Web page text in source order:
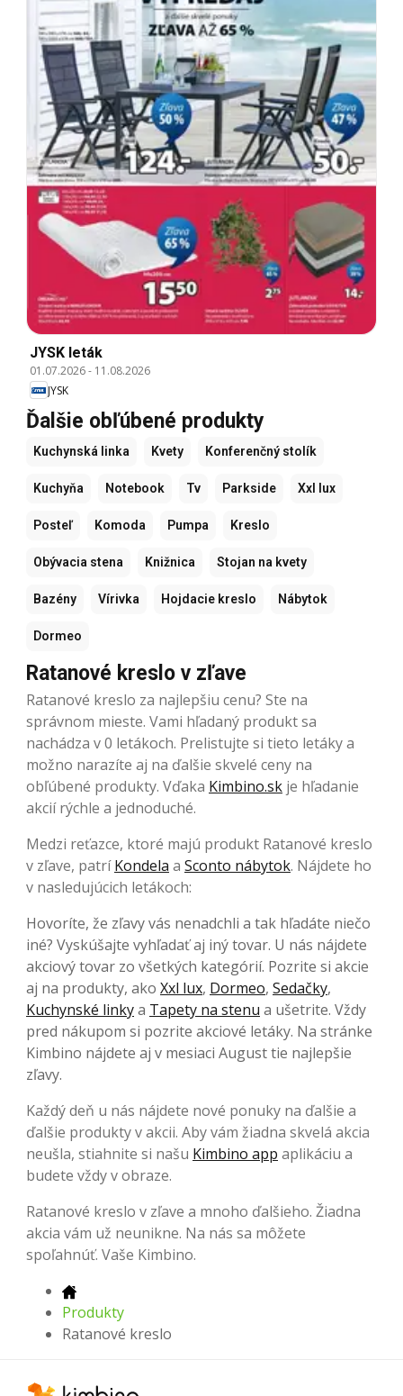
JYSK leták
01.07.2026- 11.08.2026
JYSK
Ďalšie obľúbené produkty
Kuchynská linka Kvety Konferenčný stolík
Kuchyňa Notebook Tv Parkside Xxl lux
Posteľ Komoda Pumpa Kreslo
Obývacia stena Knižnica Stojan na kvety
Bazény Vírivka Hojdacie kreslo Nábytok
Dormeo
Ratanové kreslo v zľave
Ratanové kreslo za najlepšiu cenu? Ste na
správnom mieste. Vami hľadaný produkt sa
nachádza v 0 letákoch. Prelistujte si tieto letáky a
možno narazíte aj na ďalšie skvelé ceny na
obľúbené produkty. Vďaka Kimbino.sk je hľadanie
akcií rýchle a jednoduché.
Medzi reťazce, ktoré majú produkt Ratanové kreslo
v zľave, patríKondela a Sconto nábytok. Nájdete ho
v nasledujúcich letákoch:
Hovoríte, že zľavy vás nenadchli a tak hľadáte niečo
iné? Vyskúšajte vyhľadať aj iný tovar. U nás nájdete
akciový tovar zo všetkých kategórií. Pozrite si akcie
aj na produkty, ako Xxl lux, Dormeo, Sedačky,
Kuchynské linkya Tapety na stenu a ušetrite. Vždy
pred nákupom si pozrite akciové letáky. Na stránke
Kimbino nájdete aj v mesiaci August tie najlepšie
zľavy.
Každý deň u nás nájdete nové ponuky na ďalšie a
ďalšie produkty v akcii. Aby vám žiadna skvelá akcia
neušla, stiahnite si našu Kimbino app aplikáciu a
budete vždy v obraze.
Ratanové kreslo v zľave a mnoho ďalšieho. Žiadna
akcia vám už neunikne. Na nás sa môžete
spoľahnúť. Vaše Kimbino.
Produkty
Ratanové kreslo